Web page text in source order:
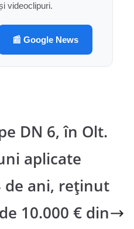
videoclipuri.
📰 Google News
DN 6, în Olt.
aplicate
de ani, reținut
10.000 € din